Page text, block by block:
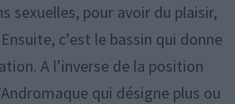
sexuelles, pour avoir du plaisir,
c’est le bassin qui donne
A l’inverse de la position
qui désigne plus ou